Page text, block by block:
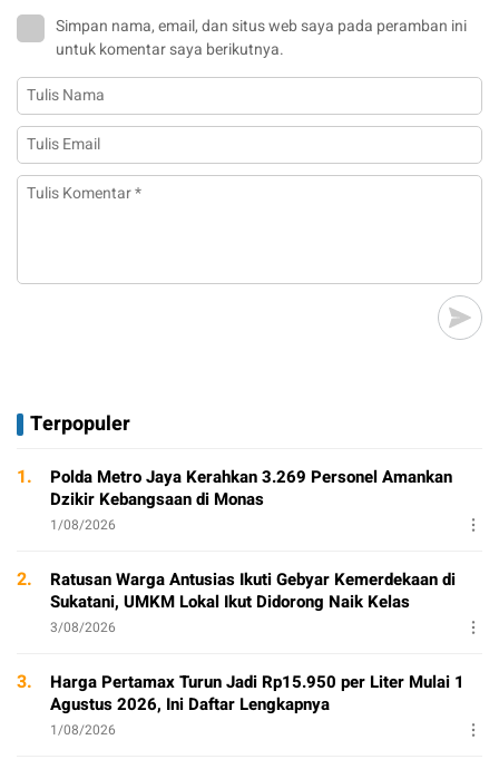
Simpan nama, email, dan situs web saya pada peramban ini
untuk komentar saya berikutnya.
Terpopuler
1.
Polda Metro Jaya Kerahkan 3.269 Personel Amankan
Dzikir Kebangsaan di Monas
1/08/2026
2.
Ratusan Warga Antusias Ikuti Gebyar Kemerdekaan di
Sukatani, UMKM Lokal Ikut Didorong Naik Kelas
3/08/2026
3.
Harga Pertamax Turun Jadi Rp15.950 per Liter Mulai 1
Agustus 2026, Ini Daftar Lengkapnya
1/08/2026